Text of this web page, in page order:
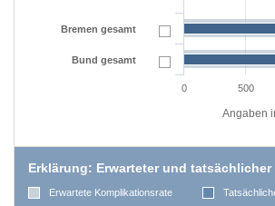
Angaben
Bremen gesamt
Bund gesamt
0 500
Erklärung: Erwarteter und tatsächlicher
Erwartete Komplikationsrate
Plattformen anzeigen zu können,
diesen externen Medien Cookies
Vimeo